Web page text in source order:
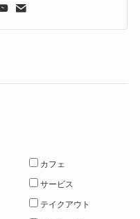
カフェ
サービス
テイクアウト